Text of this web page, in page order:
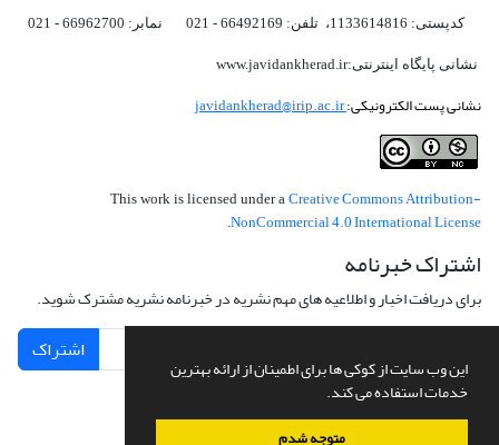
این وب سایت از کوکی ها برای اطمینان از ارائه بهترین
خدمات استفاده می کند.
متوجه شدم
کدپستی: 1133614816، تلفن: 66492169 - 021 نمابر: 66962700 - 021
نشانی پایگاه اینترنتی:www.javidankherad.ir
نشانی پست الکترونیکی:javidankherad@irip.ac.ir
This work is licensed under a Creative Commons Attribution-
NonCommercial 4.0 International License
.
اشتراک خبرنامه
برای دریافت اخبار و اطلاعیه های مهم نشریه در خبرنامه نشریه مشترک شوید.
اشتراک